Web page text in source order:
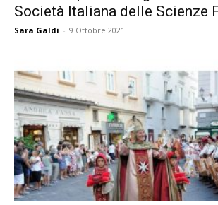
Società Italiana delle Scienze
Sara Galdi - 9 Ottobre 2021